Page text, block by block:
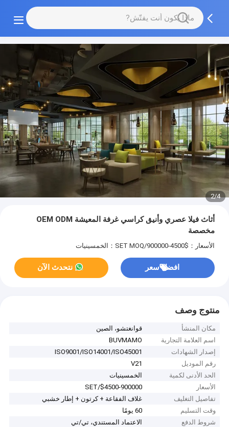
2/4
أثاث فيلا عصري وأنيق كراسي غرفة المعيشة OEM ODM
مخصصة
الأسعار：$4500-900000/SET MOQ：الخمسينيات
افضل سعر نتحدث الآن
منتوج وصف
مكان المنشأ
قوانغتشو، الصين
اسم العلامة التجارية
BUVMAMO
إصدار الشهادات
ISO9001/ISO14001/ISO45001
رقم الموديل
V21
الحد الأدنى لكمية
الخمسينيات
الأسعار
$4500-900000/SET
تفاصيل التغليف
غلاف الفقاعة + كرتون + إطار خشبي
وقت التسليم
60 يومًا
شروط الدفع
الاعتماد المستندي، تي/تي